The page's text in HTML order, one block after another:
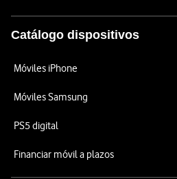
Catálogo dispositivos
Móviles iPhone
Móviles Samsung
PS5 digital
Financiar móvil a plazos